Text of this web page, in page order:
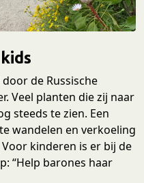
de Russische
Veel planten die zij naar
steeds te zien. Een
wandelen en verkoeling
kinderen is er bij de
“Help barones haar